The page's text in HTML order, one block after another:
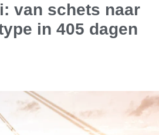
van schets naar
in 405 dagen